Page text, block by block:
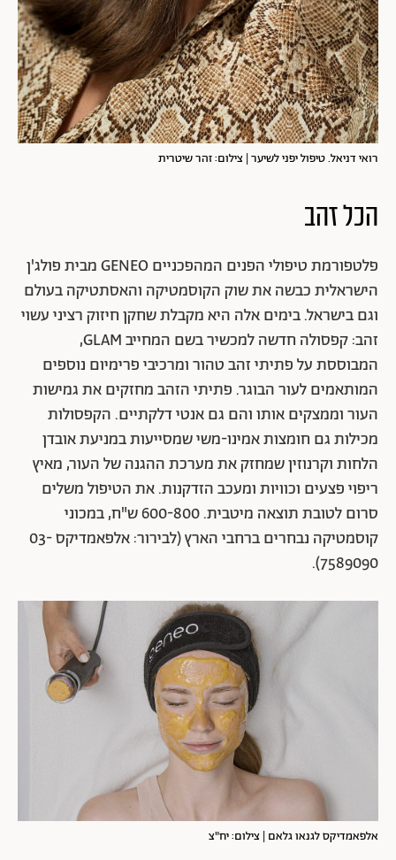
רואי דניאל. טיפול יפני לשיער | צילום: זהר שיטרית
הכל זהב
פלטפורמת טיפולי הפנים המהפכניים GENEO מבית פולג'ן
הישראלית כבשה את שוק הקוסמטיקה והאסתטיקה בעולם
וגם בישראל. בימים אלה היא מקבלת שחקן חיזוק רציני עשוי
זהב: קפסולה חדשה למכשיר בשם המחייב GLAM,
המבוססת על פתיתי זהב טהור ומרכיבי פרימיום נוספים
המותאמים לעור הבוגר. פתיתי הזהב מחזקים את גמישות
העור וממצקים אותו והם גם אנטי דלקתיים. הקפסולות
מכילות גם חומצות אמינו-משי שמסייעות במניעת אובדן
הלחות וקרנוזין שמחזק את מערכת ההגנה של העור, מאיץ
ריפוי פצעים וכוויות ומעכב הזדקנות. את הטיפול משלים
סרום לטובת תוצאה מיטבית. 600-800 ש"ח, במכוני
קוסמטיקה נבחרים ברחבי הארץ (לבירור: אלפאמדיקס 03-
7589090).
אלפאמדיקס לגנאו גלאם | צילום: יח"צ